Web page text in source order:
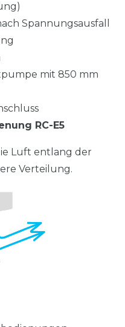
Spannungsausfall
mit 850 mm
RC-E5
Luft entlang der
Verteilung.